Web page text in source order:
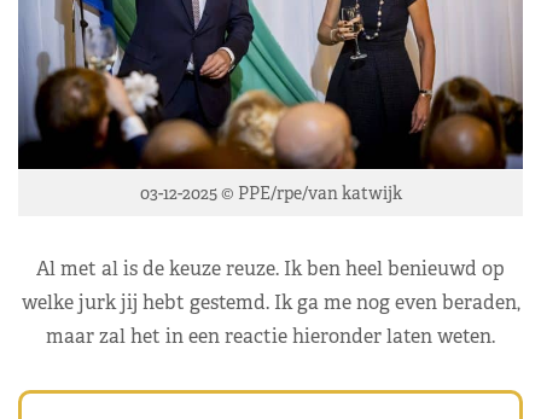
03-12-2025 © PPE/rpe/van katwijk
Al met al is de keuze reuze. Ik ben heel benieuwd op
welke jurk jij hebt gestemd. Ik ga me nog even beraden,
maar zal het in een reactie hieronder laten weten.